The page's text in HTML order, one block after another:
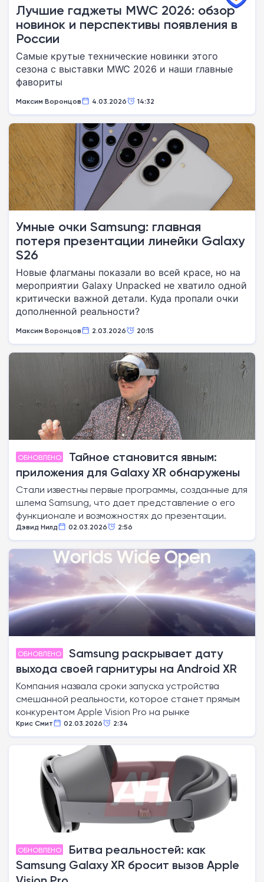
Лучшие гаджеты MWC 2026: обзор
новинок и перспективы появления в
России
Самые крутые технические новинки этого
сезона с выставки MWC 2026 и наши главные
фавориты
Максим Воронцов 4.03.2026 14:32
Умные очки Samsung: главная
потеря презентации линейки Galaxy
S26
Новые флагманы показали во всей красе, но на
мероприятии Galaxy Unpacked не хватило одной
критически важной детали. Куда пропали очки
дополненной реальности?
Максим Воронцов 2.03.2026 20:15
ОБНОВЛЕНО
Тайное становится явным:
приложения для Galaxy XR обнаружены
Стали известны первые программы, созданные для
шлема Samsung, что дает представление о его
функционале и возможностях до презентации.
Дэвид Нилд 02.03.2026 2:56
ОБНОВЛЕНО
Samsung раскрывает дату
выхода своей гарнитуры на Android XR
Компания назвала сроки запуска устройства
смешанной реальности, которое станет прямым
конкурентом Apple Vision Pro на рынке
Крис Смит 02.03.2026 2:34
ОБНОВЛЕНО
Битва реальностей: как
Samsung Galaxy XR бросит вызов Apple